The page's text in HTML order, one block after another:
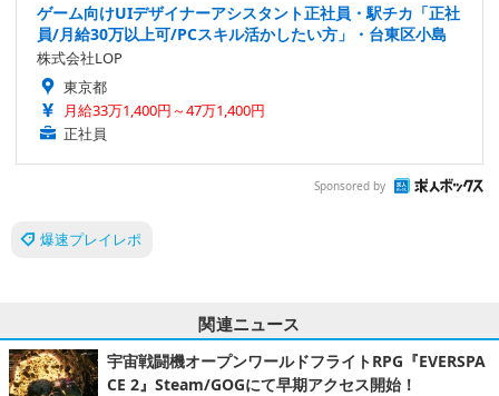
ゲーム向けUIデザイナーアシスタント正社員・駅チカ「正社
員/月給30万以上可/PCスキル活かしたい方」・台東区小島
株式会社LOP
東京都
月給33万1,400円～47万1,400円
正社員
Sponsored by
爆速プレイレポ
関連ニュース
宇宙戦闘機オープンワールドフライトRPG『EVERSPA
CE 2』Steam/GOGにて早期アクセス開始！